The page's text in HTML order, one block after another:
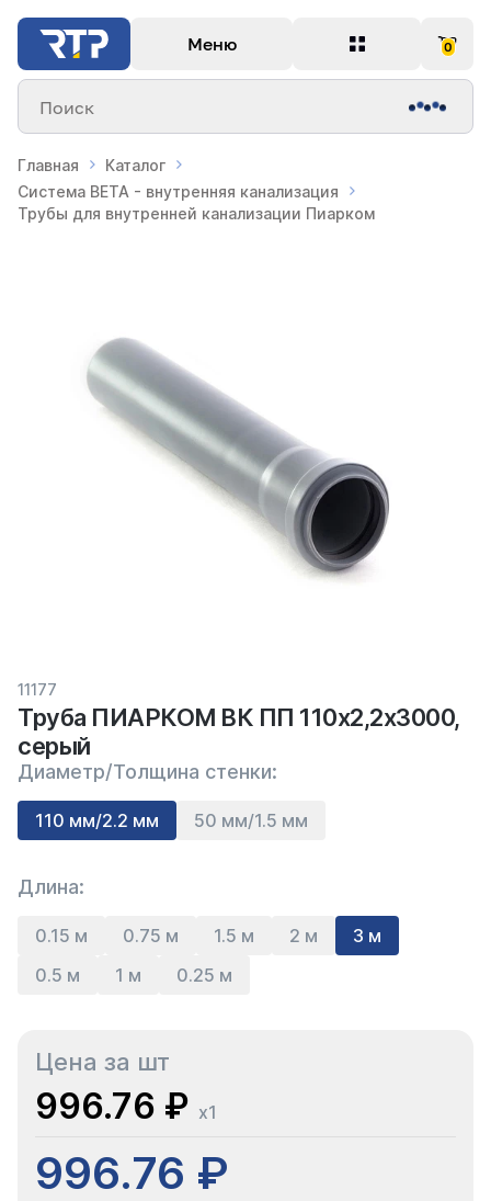
Меню 0
Поиск
Главная
Каталог
Система BETA - внутренняя канализация
Трубы для внутренней канализации Пиарком
11177
Труба ПИАРКОМ ВК ПП 110х2,2х3000,
серый
Диаметр/Толщина стенки:
110 мм/2.2 мм 50 мм/1.5 мм
Длина:
0.15 м 0.75 м 1.5 м 2 м
3 м
0.5 м
1 м 0.25 м
Цена за шт
996.76 ₽ x1
996.76 ₽